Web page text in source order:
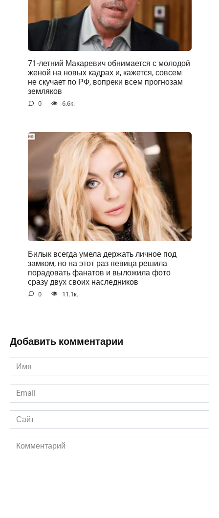
71-летний Макаревич обнимается с молодой
женой на новых кадрах и, кажется, совсем
не скучает по РФ, вопреки всем прогнозам
земляков
0 6.6к.
Билык всегда умела держать личное под
замком, но на этот раз певица решила
порадовать фанатов и выложила фото
сразу двух своих наследников
0 11.1к.
Добавить комментарии
Имя
*
Email
*
Сайт
Комментарий